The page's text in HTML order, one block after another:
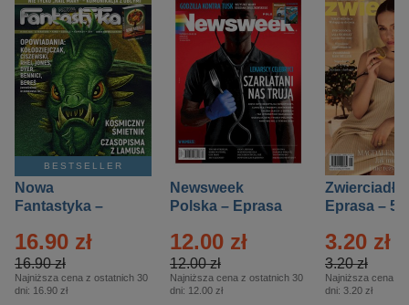
BESTSELLER
Nowa
Fantastyka –
16.90 zł
16.90 zł
Najniższa cena z ostatnich 30
dni: 16.90 zł
Newsweek
Polska – Eprasa
12.00 zł
12.00 zł
Najniższa cena z ostatnich 30
dni: 12.00 zł
Zwierciadło
Eprasa – 5/
3.20 zł
3.20 zł
Najniższa cena z
dni: 3.20 zł